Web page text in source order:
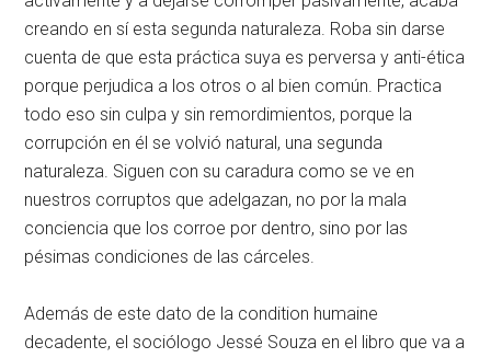
creando en sí esta segunda naturaleza. Roba sin darse
cuenta de que esta práctica suya es perversa y anti-ética
porque perjudica a los otros o al bien común. Practica
todo eso sin culpa y sin remordimientos, porque la
corrupción en él se volvió natural, una segunda
naturaleza. Siguen con su caradura como se ve en
nuestros corruptos que adelgazan, no por la mala
conciencia que los corroe por dentro, sino por las
pésimas condiciones de las cárceles.
Además de este dato de la condition humaine
decadente, el sociólogo Jessé Souza en el libro que va a